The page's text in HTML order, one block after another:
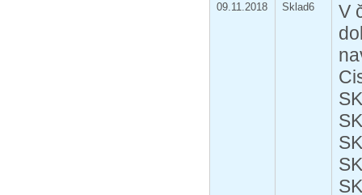
09.11.2018 Sklad6
V